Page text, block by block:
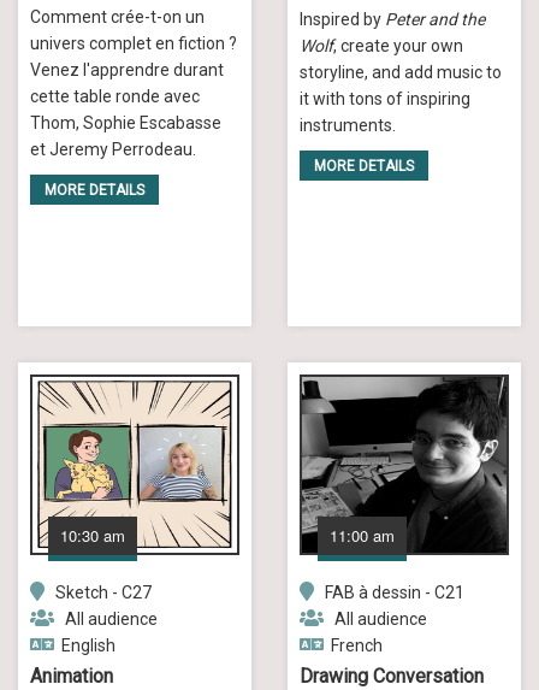
Comment crée-t-on un
univers complet en fiction ?
Venez l'apprendre durant
cette table ronde avec
Thom, Sophie Escabasse
et Jeremy Perrodeau.
MORE DETAILS
Inspired by Peter and the
Wolf, create your own
storyline, and add music to
it with tons of inspiring
instruments.
MORE DETAILS
10:30 am
Sketch - C27
All audience
English
Animation
11:00 am
FAB à dessin - C21
All audience
French
Drawing Conversation